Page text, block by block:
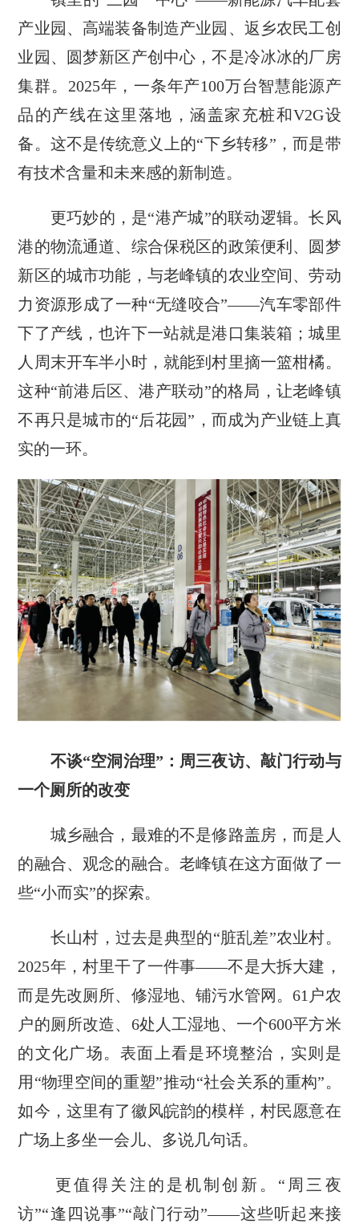
产业园、高端装备制造产业园、返乡农民工创
业园、圆梦新区产创中心，不是冷冰冰的厂房
集群。2025年，一条年产100万台智慧能源产
品的产线在这里落地，涵盖家充桩和V2G设
备。这不是传统意义上的“下乡转移”，而是带
有技术含量和未来感的新制造。
更巧妙的，是“港产城”的联动逻辑。长风
港的物流通道、综合保税区的政策便利、圆梦
新区的城市功能，与老峰镇的农业空间、劳动
力资源形成了一种“无缝咬合”——汽车零部件
下了产线，也许下一站就是港口集装箱；城里
人周末开车半小时，就能到村里摘一篮柑橘。
这种“前港后区、港产联动”的格局，让老峰镇
不再只是城市的“后花园”，而成为产业链上真
实的一环。
不谈“空洞治理”：周三夜访、敲门行动与
一个厕所的改变
城乡融合，最难的不是修路盖房，而是人
的融合、观念的融合。老峰镇在这方面做了一
些“小而实”的探索。
长山村，过去是典型的“脏乱差”农业村。
2025年，村里干了一件事——不是大拆大建，
而是先改厕所、修湿地、铺污水管网。61户农
户的厕所改造、6处人工湿地、一个600平方米
的文化广场。表面上看是环境整治，实则是
用“物理空间的重塑”推动“社会关系的重构”。
如今，这里有了徽风皖韵的模样，村民愿意在
广场上多坐一会儿、多说几句话。
更值得关注的是机制创新。“周三夜
访”“逢四说事”“敲门行动”——这些听起来接